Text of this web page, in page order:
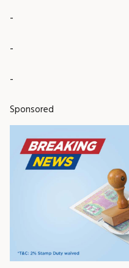
-
-
-
Sponsored